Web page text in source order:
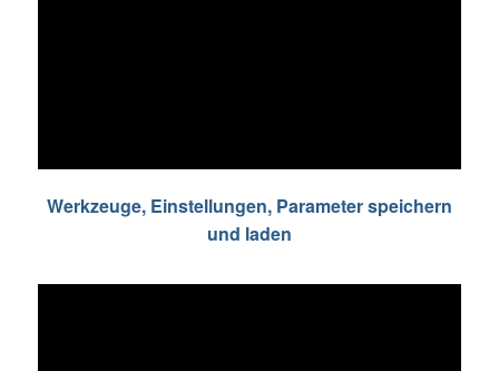
Werkzeuge, Einstellungen, Parameter speichern
und laden